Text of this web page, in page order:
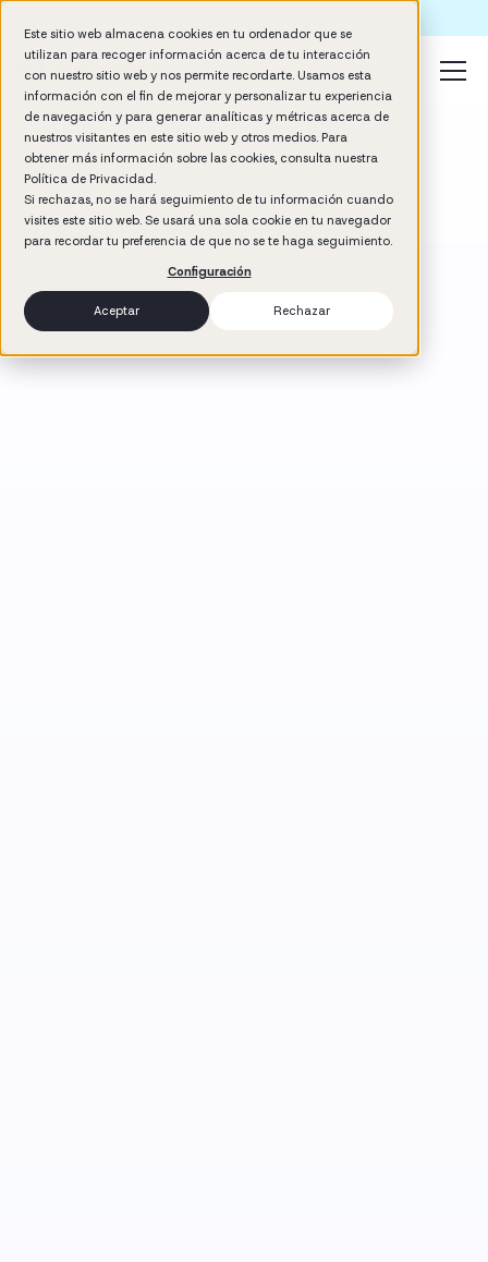
Este sitio web almacena cookies en tu ordenador que se
utilizan para recoger información acerca de tu interacción
con nuestro sitio web y nos permite recordarte. Usamos esta
información con el fin de mejorar y personalizar tu experiencia
de navegación y para generar analíticas y métricas acerca de
nuestros visitantes en este sitio web y otros medios. Para
obtener más información sobre las cookies, consulta nuestra
Política de Privacidad.
Si rechazas, no se hará seguimiento de tu información cuando
visites este sitio web. Se usará una sola cookie en tu navegador
para recordar tu preferencia de que no se te haga seguimiento.
Configuración
Aceptar Rechazar